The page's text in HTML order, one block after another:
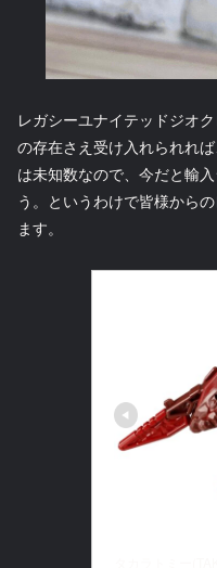
レガシーユナイテッドジオ
の存在さえ受け入れられれ
は未知数なので、今だと輸
う。というわけで皆様から
ます。